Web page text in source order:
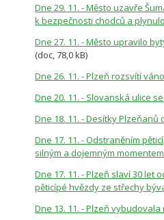
Dne 29. 11. - Město uzavře
k bezpečnosti chodců a
Dne 27. 11. - Město upravilo
(doc, 78,0 kB)
Dne 26. 11. - Plzeň rozsvítí
Dne 20. 11. - Slovanská ulice
Dne 18. 11. - Desítky
Dne 17. 11. - Odstraněním
silným a dojemným momentem
Dne 17. 11. - Plzeň slaví 30
pěticípé hvězdy ze střechy
Dne 13. 11. - Plzeň